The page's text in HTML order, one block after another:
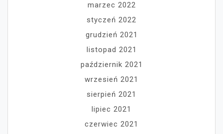
marzec 2022
styczeń 2022
grudzień 2021
listopad 2021
październik 2021
wrzesień 2021
sierpień 2021
lipiec 2021
czerwiec 2021